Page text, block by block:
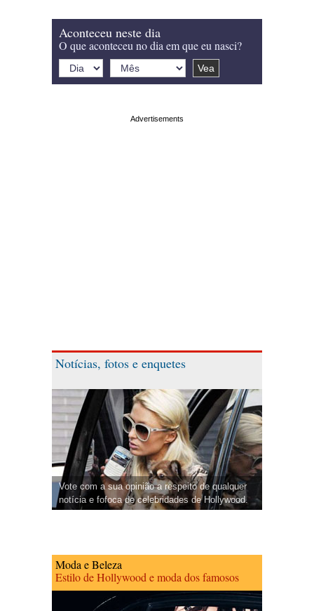
Aconteceu neste dia
O que aconteceu no dia em que eu nasci?
Notícias, fotos e enquetes
Vote com a sua opinião a respeito de qualquer
notícia e fofoca de celebridades de Hollywood.
Moda e Beleza
Estilo de Hollywood e moda dos famosos